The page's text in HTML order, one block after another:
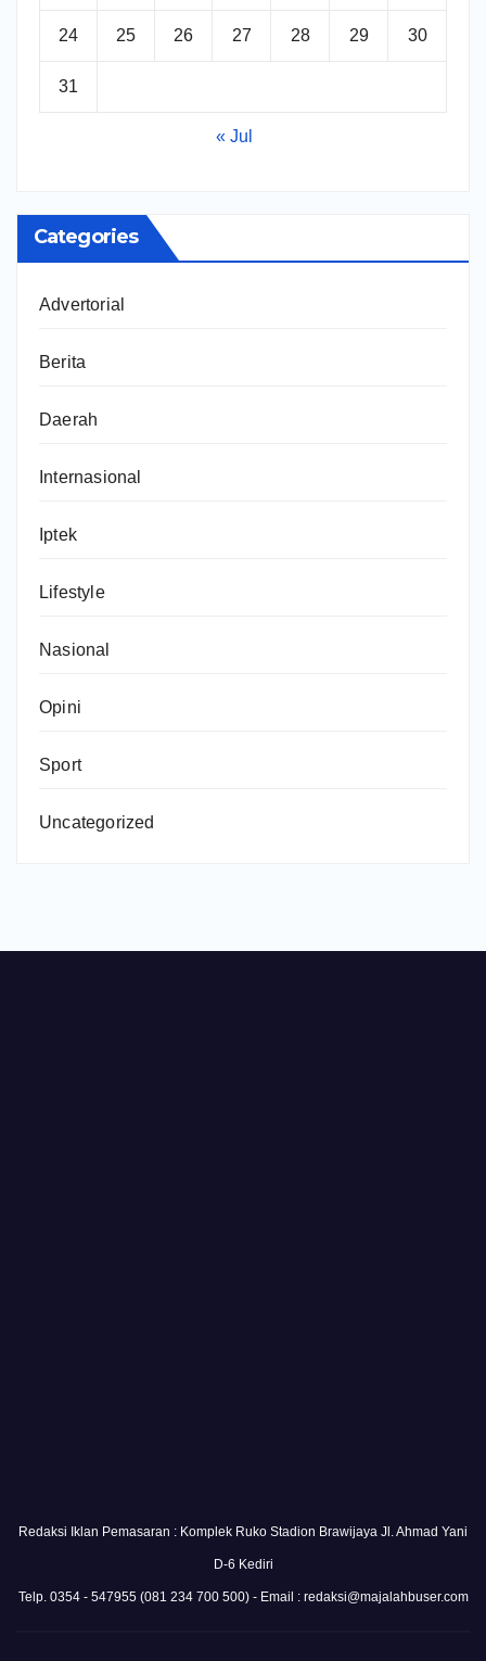
24 25 26 27 28 29 30
31
« Jul
Categories
Advertorial
Berita
Daerah
Internasional
Iptek
Lifestyle
Nasional
Opini
Sport
Uncategorized
Redaksi Iklan Pemasaran : Komplek Ruko Stadion Brawijaya Jl. Ahmad Yani
D-6 Kediri
Telp. 0354 - 547955 (081 234 700 500) - Email : redaksi@majalahbuser.com